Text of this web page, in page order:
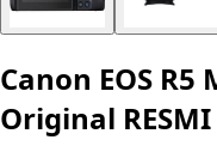
Canon EOS
Original RESMI